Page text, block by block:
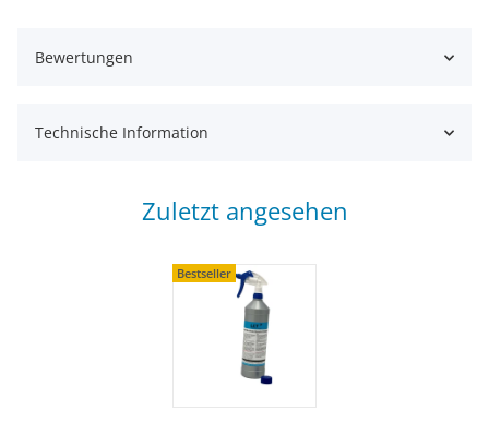
Bewertungen
Technische Information
Zuletzt angesehen
Bestseller